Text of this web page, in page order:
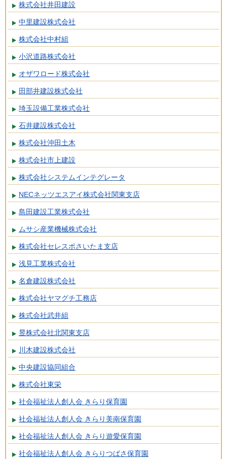
株式会社井田建設
中里建設株式会社
株式会社中村組
小沢道路株式会社
オザワロード株式会社
田部井建設株式会社
埼玉設備工業株式会社
石井建設株式会社
株式会社沖田土木
株式会社市上建設
株式会社システムインテグレータ
NECネッツエスアイ株式会社関東支店
島田建設工業株式会社
ムサシ産業機械株式会社
株式会社セレスポさいたま支店
浅見工業株式会社
名倉建設株式会社
株式会社ヤマグチ工務店
株式会社武井組
昱株式会社北関東支店
川木建設株式会社
中央建設協同組合
株式会社東栄
社会福祉法人創人会 きらり保育園
社会福祉法人創人会 きらり美南保育園
社会福祉法人創人会 きらり遊愛保育園
社会福祉法人創人会 きらりつばさ保育園